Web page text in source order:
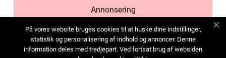
Annonsering
Cookies
Kontakta oss
På vores website bruges cookies til at huske dine indstillinger,
statistik og personalisering af indhold og annoncer. Denne
information deles med tredjepart. Ved fortsat brug af websiden